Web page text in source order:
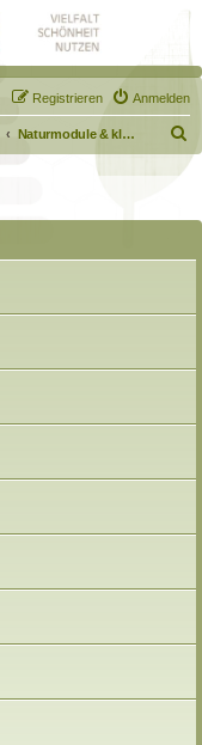
Anmelden
Registrieren
Naturmodule & kleine Biotope
u
h